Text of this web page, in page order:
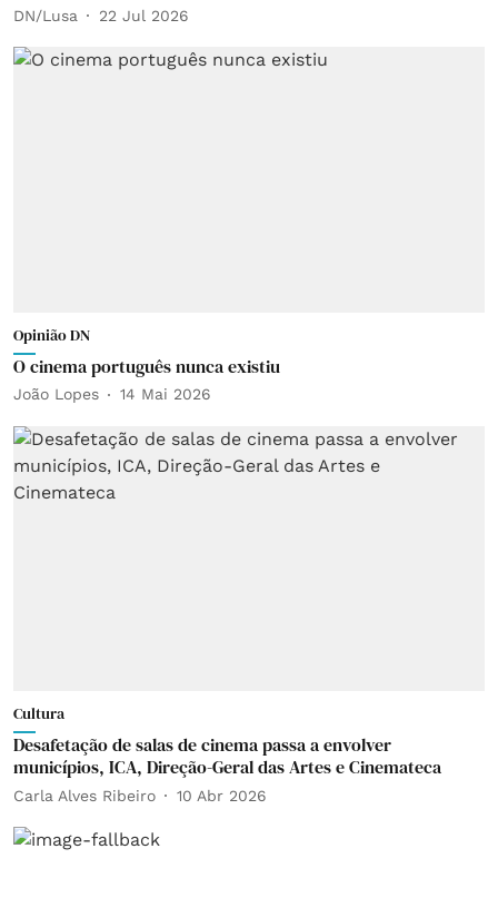
DN/Lusa 22 Jul 2026
Opinião DN
O cinema português nunca existiu
João Lopes 14 Mai 2026
Cultura
Desafetação de salas de cinema passa a envolver
municípios, ICA, Direção-Geral das Artes e Cinemateca
Carla Alves Ribeiro 10 Abr 2026